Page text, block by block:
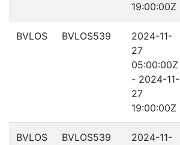
19:00:00Z
BVLOS BVLOS539
2024-11-
27
05:00:00Z
- 2024-11-
27
19:00:00Z
BVLOS BVLOS539
2024-11-